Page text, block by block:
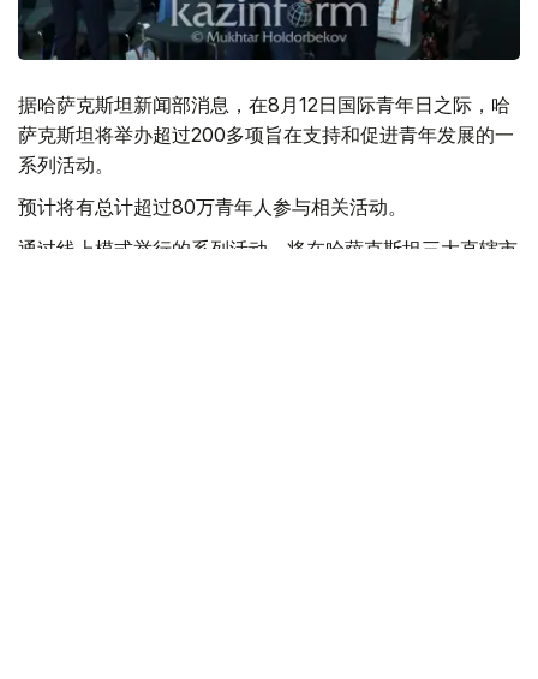
据哈萨克斯坦新闻部消息，在8月12日国际青年日之际，哈
萨克斯坦将举办超过200多项旨在支持和促进青年发展的一
系列活动。
预计将有总计超过80万青年人参与相关活动。
通过线上模式举行的系列活动，将在哈萨克斯坦三大直辖市